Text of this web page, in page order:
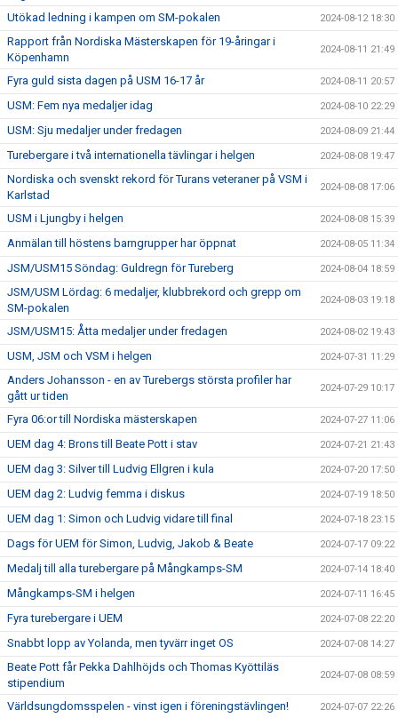
Utökad ledning i kampen om SM-pokalen
2024-08-12 18:30
Rapport från Nordiska Mästerskapen för 19-åringar i
Köpenhamn
2024-08-11 21:49
Fyra guld sista dagen på USM 16-17 år 2024-08-11 20:57
USM: Fem nya medaljer idag 2024-08-10 22:29
USM: Sju medaljer under fredagen 2024-08-09 21:44
Turebergare i två internationella tävlingar i helgen 2024-08-08 19:47
Nordiska och svenskt rekord för Turans veteraner på VSM i
Karlstad
2024-08-08 17:06
USM i Ljungby i helgen 2024-08-08 15:39
Anmälan till höstens barngrupper har öppnat 2024-08-05 11:34
JSM/USM15 Söndag: Guldregn för Tureberg 2024-08-04 18:59
JSM/USM Lördag: 6 medaljer, klubbrekord och grepp om
SM-pokalen
2024-08-03 19:18
JSM/USM15: Åtta medaljer under fredagen 2024-08-02 19:43
USM, JSM och VSM i helgen 2024-07-31 11:29
Anders Johansson - en av Turebergs största profiler har
gått ur tiden
2024-07-29 10:17
Fyra 06:or till Nordiska mästerskapen 2024-07-27 11:06
UEM dag 4: Brons till Beate Pott i stav 2024-07-21 21:43
UEM dag 3: Silver till Ludvig Ellgren i kula 2024-07-20 17:50
UEM dag 2: Ludvig femma i diskus 2024-07-19 18:50
UEM dag 1: Simon och Ludvig vidare till final 2024-07-18 23:15
Dags för UEM för Simon, Ludvig, Jakob & Beate 2024-07-17 09:22
Medalj till alla turebergare på Mångkamps-SM 2024-07-14 18:40
Mångkamps-SM i helgen 2024-07-11 16:45
Fyra turebergare i UEM 2024-07-08 22:20
Snabbt lopp av Yolanda, men tyvärr inget OS 2024-07-08 14:27
Beate Pott får Pekka Dahlhöjds och Thomas Kyöttiläs
stipendium
2024-07-08 08:59
Världsungdomsspelen - vinst igen i föreningstävlingen! 2024-07-07 22:26